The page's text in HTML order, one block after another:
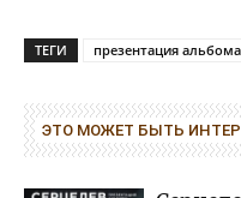
ТЕГИ презентация альбома
ЭТО МОЖЕТ БЫТЬ